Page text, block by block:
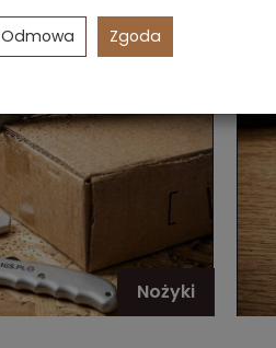
Nożyki
Odmowa Zgoda